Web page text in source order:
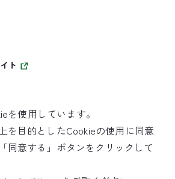
ト
ポート
を使用しています。
を目的としたCookieの使用に同意
同意する」ボタンをクリックして